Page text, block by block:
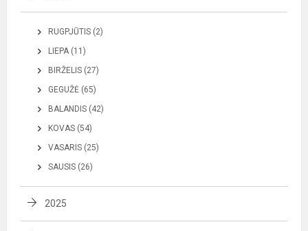
RUGPJŪTIS (2)
LIEPA (11)
BIRŽELIS (27)
GEGUŽĖ (65)
BALANDIS (42)
KOVAS (54)
VASARIS (25)
SAUSIS (26)
2025